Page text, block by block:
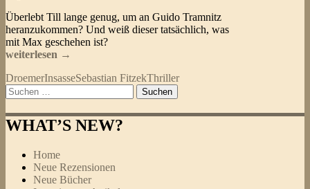
Überlebt Till lange genug, um an Guido Tramnitz
heranzukommen? Und weiß dieser tatsächlich, was
mit Max geschehen ist?
Sebastian
–
Der
weiterlesen →
DroemerInsasseSebastian FitzekThriller
Suchen
nach:
WHAT’S NEW?
Home
Neue Rezensionen
Neue Bücher